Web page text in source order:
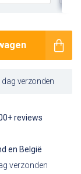
verzonden
reviews
en België
verzonden